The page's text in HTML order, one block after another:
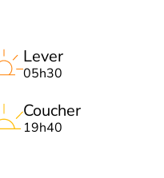
Lever
05h30
Coucher
19h40